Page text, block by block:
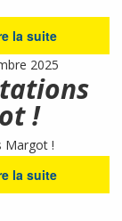
la suite
2025
!
Margot !
la suite